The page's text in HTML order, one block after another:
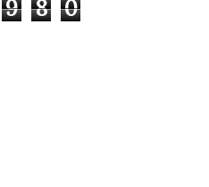
9 8 0